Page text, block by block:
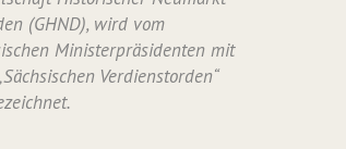
(GHND), wird vom
Ministerpräsidenten mit
Verdienstorden“